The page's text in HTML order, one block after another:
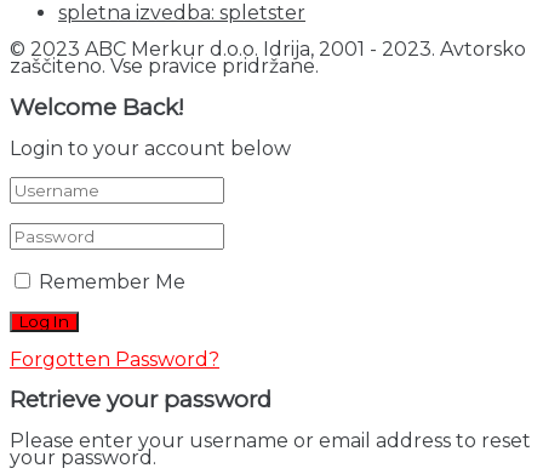
spletna izvedba: spletster
© 2023 ABC Merkur d.o.o. Idrija, 2001 - 2023. Avtorsko
zaščiteno. Vse pravice pridržane.
Welcome Back!
Login to your account below
Remember Me
Forgotten Password?
Retrieve your password
Please enter your username or email address to reset
your password.